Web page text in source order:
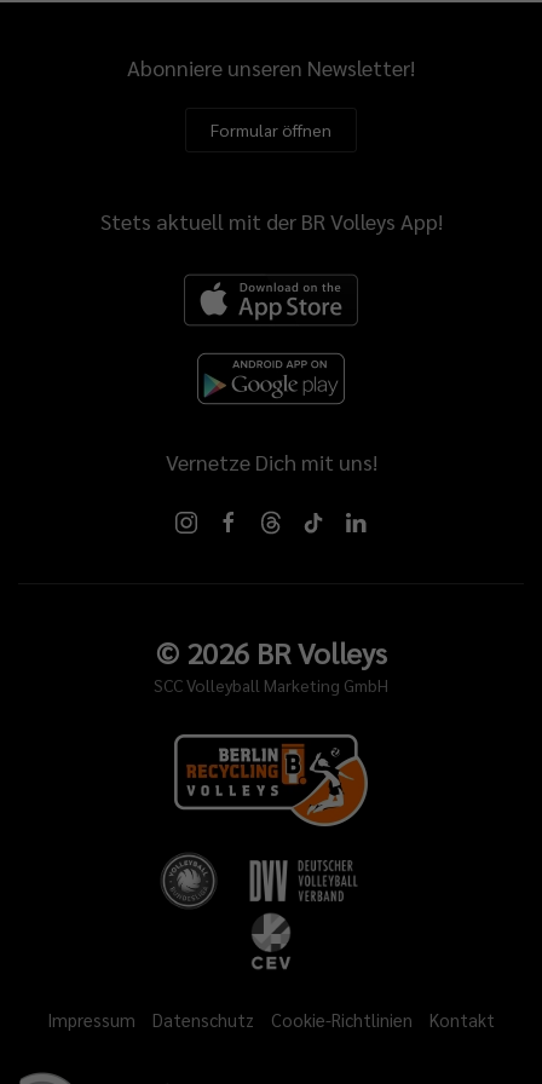
Abonniere unseren Newsletter!
Formular öffnen
Stets aktuell mit der BR Volleys App!
Vernetze Dich mit uns!
© 2026BR Volleys
SCC Volleyball Marketing GmbH
Impressum Datenschutz Cookie-Richtlinien Kontakt